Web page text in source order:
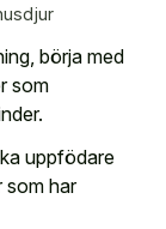
börja med
som
uppfödare
som har